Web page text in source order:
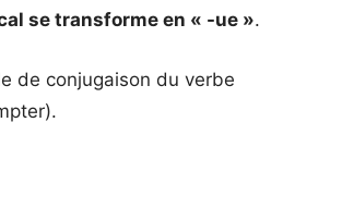
se transforme en « -ue ».
de conjugaison du verbe